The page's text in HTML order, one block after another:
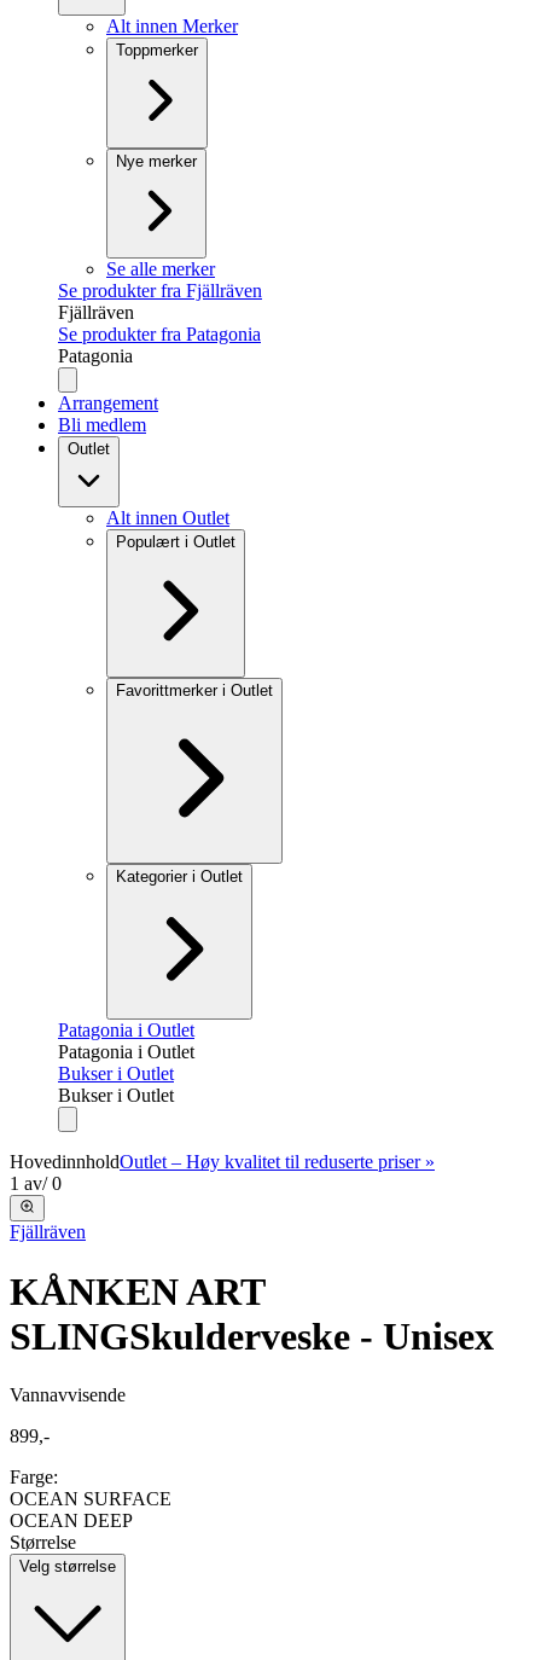
Alt innen Merker
Toppmerker
Nye merker
Se alle merker
Se produkter fra Fjällräven
Fjällräven
Se produkter fra Patagonia
Patagonia
Arrangement
Bli medlem
Outlet
Alt innen Outlet
Populært i Outlet
Favorittmerker i Outlet
Kategorier i Outlet
Patagonia i Outlet
Patagonia i Outlet
Bukser i Outlet
Bukser i Outlet
HovedinnholdOutlet – Høy kvalitet til reduserte priser »
1 av/ 0
Fjällräven
KÅNKEN ART
SLINGSkulderveske - Unisex
Vannavvisende
899,-
Farge:
OCEAN SURFACE
OCEAN DEEP
Størrelse
Velg størrelse